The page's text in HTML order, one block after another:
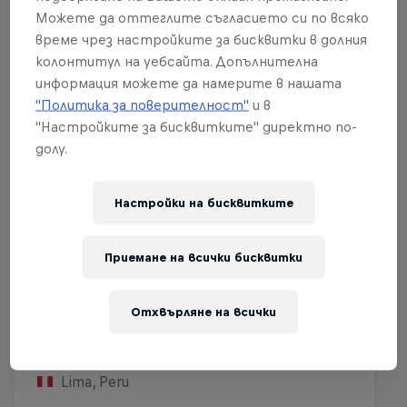
Lima, Peru
Можете да оттеглите съгласието си по всяко
време чрез настройките за бисквитки в долния
колонтитул на уебсайта. Допълнителна
информация можете да намерите в нашата
"Политика за поверителност" и в
"Настройките за бисквитките" директно по-
долу.
Настройки на бисквитките
Отхвърляне на всички
Приемане на всички бисквитки